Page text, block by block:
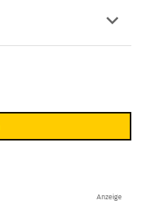
Anzeige